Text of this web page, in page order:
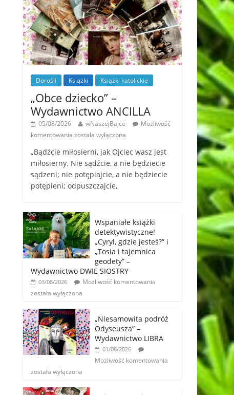
Dorośli Książki Książki katolickie
„Obce dziecko” –
Wydawnictwo ANCILLA
05/08/2026 wNaszejBajce
Możliwość
komentowania została wyłączona
„Bądźcie miłosierni, jak Ojciec wasz jest
miłosierny. Nie sądźcie, a nie będziecie
sądzeni; nie potępiajcie, a nie będziecie
potępieni; odpuszczajcie,
Wspaniałe książki
detektywistyczne!
„Cyryl, gdzie jesteś?” i
„Tosia i tajemnica
geodety” –
Wydawnictwo DWIE SIOSTRY
03/08/2026
Możliwość komentowania
została wyłączona
„Niesamowita podróż
Odyseusza” –
Wydawnictwo LIBRA
01/08/2026
Możliwość komentowania
została wyłączona